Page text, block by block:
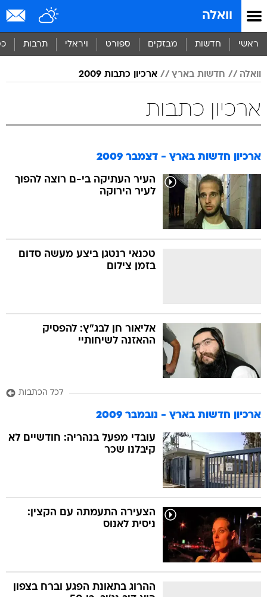
וואלה
ראשי חדשות מבזקים ספורט ויראלי תרבות
וואלה חדשות בארץ ארכיון כתבות 2009
ארכיון כתבות
ארכיון חדשות בארץ - דצמבר 2009
העיר העתיקה בי-ם רוצה להפוך
לעיר הירוקה
טכנאי רנטגן ביצע מעשה סדום
בזמן צילום
אליאור חן לבג"ץ: להפסיק
ההאזנה לשיחותיי
לכל הכתבות
ארכיון חדשות בארץ - נובמבר 2009
עובדי מפעל בנהריה: חודשיים לא
קיבלנו שכר
הצעירה התעמתה עם הקצין:
ניסית לאנוס
ההרוג בתאונת הפגע וברח בצפון